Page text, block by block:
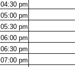
04:30 pm
05:00 pm
05:30 pm
06:00 pm
06:30 pm
07:00 pm